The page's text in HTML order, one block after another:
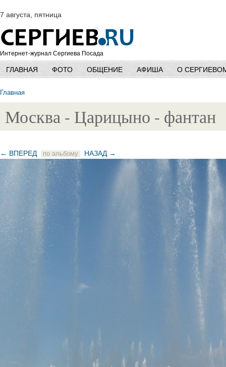
7 августа, пятница
Интернет-журнал Сергиева Посада
ГЛАВНАЯ ФОТО ОБЩЕНИЕ АФИША О
Главная
Москва - Царицыно - фантан
← ВПЕРЕД по альбому НАЗАД →